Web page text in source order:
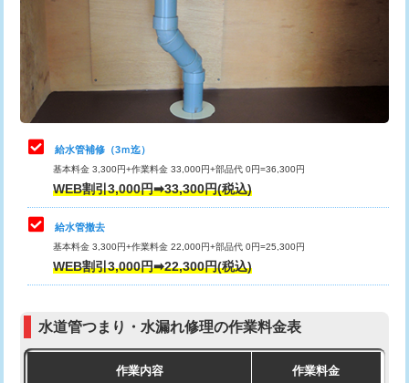
排水管工事（土の掘削・埋め戻し作
11,000円~
排水管工事（排水管工事/3ｍまで） 55,000円
排水管工事（追加 排水管工事/3ｍ超
マス交換（土の掘削・埋め戻し作業）
マス交換（深さ50㎝未満）
マス交換（深さ50㎝以上）
コンクリート斫り（厚さ10㎝まで）
8,800円
止水・漏水調査・防水処理・清掃・修
理・調整・分解・加工など（軽作業）
11,000円
止水・漏水調査・防水処理・清掃・修
理・調整・分解・加工など（中作業）
止水・漏水調査・防水処理・清掃・修
理・調整・分解・加工など（重作業）
33,000円
その他部品の脱着
交換・取付（タンク）
式）)
式・ワンホール）)
給水管補修（3ｍ迄）
基本料金 3,300円+作業料金 33,000円+部品代 0円=36,300円
WEB割引3,000円➡33,300円(税込)
給水管撤去
基本料金 3,300円+作業料金 22,000円+部品代 0円=25,300円
WEB割引3,000円➡22,300円(税込)
水道管つまり・水漏れ修理の作業料金表
作業内容 作業料金